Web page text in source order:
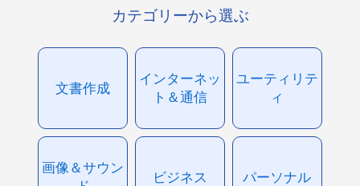
カテゴリーから選ぶ
文書作成
インターネッ
ト＆通信
ユーティリテ
ィ
画像＆サウン
ビジネス パーソナル